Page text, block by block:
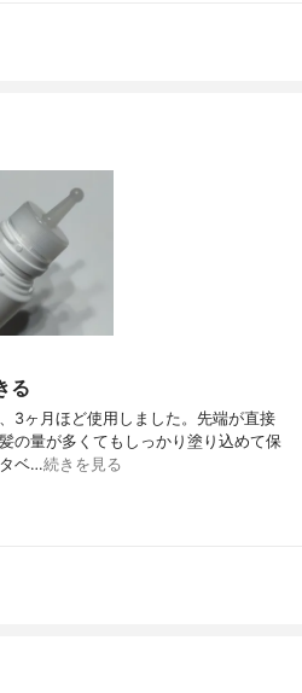
る
3ヶ月ほど使用しました。先端が直接
の量が多くてもしっかり塗り込めて保
ベ…続きを見る